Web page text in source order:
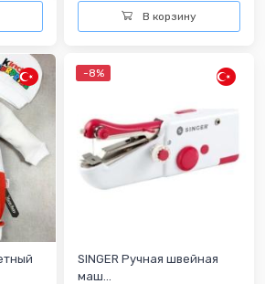
В корзину
-8%
SINGER Ручная швейная
маш...